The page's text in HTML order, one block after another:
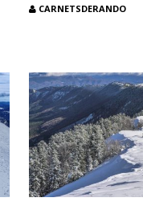
CARNETSDERANDO